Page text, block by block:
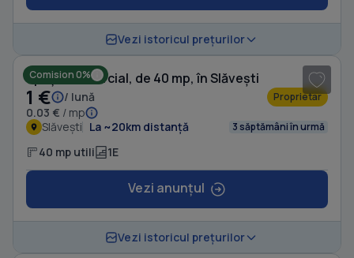
Vezi istoricul prețurilor
Comision 0%
Spațiu comercial, de 40 mp, în Slăvești
1 €
/ lună
0.03 € / mp
Proprietar
Slăvești La ~20km distanță 3 săptămâni în urmă
40 mp utili 1E
Vezi anunțul
Vezi istoricul prețurilor